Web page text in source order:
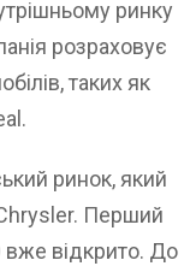
ринку
розраховує
таких як
ринок, який
Перший
вже відкрито. До